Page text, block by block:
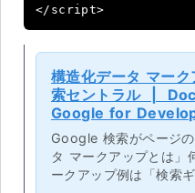
</script>
構造化データ マー
索セントラル |
Google for
Google 検索がページ
タ マークアップとは」
ークアップ例は「検索